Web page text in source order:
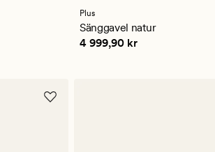
ett
genomsnittligt
betyg
på
Plus
Sänggavel natur
Pris 4 999,90 kr
4 999,90 kr